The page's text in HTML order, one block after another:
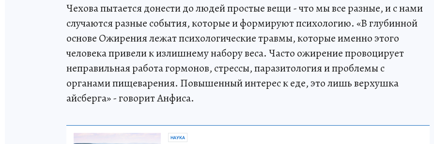
Чехова пытается донести до людей простые вещи - что мы все разные, и с нами
случаются разные события, которые и формируют психологию. «В глубинной
основе Ожирения лежат психологические травмы, которые именно этого
человека привели к излишнему набору веса. Часто ожирение провоцирует
неправильная работа гормонов, стрессы, паразитология и проблемы с
органами пищеварения. Повышенный интерес к еде, это лишь верхушка
айсберга» - говорит Анфиса.
НАУКА